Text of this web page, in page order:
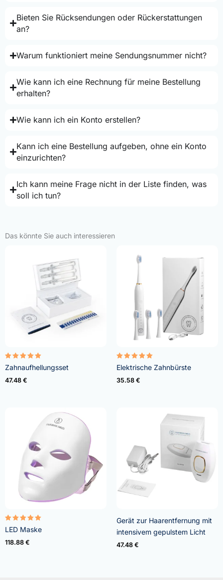
Bieten Sie Rücksendungen oder Rückerstattungen
an?
Warum funktioniert meine Sendungsnummer nicht?
Wie kann ich eine Rechnung für meine Bestellung
erhalten?
Wie kann ich ein Konto erstellen?
Kann ich eine Bestellung aufgeben, ohne ein Konto
einzurichten?
Ich kann meine Frage nicht in der Liste finden, was
soll ich tun?
Das könnte Sie auch interessieren
Bewertet
mit
4.95
von 5
Zahnaufhellungsset
47.48 €
Bewertet
mit
5.00
von 5
Elektrische Zahnbürste
35.58 €
Bewertet
mit
5.00
von 5
LED Maske
118.88 €
Gerät zur Haarentfernung mit
intensivem gepulstem Licht
47.48 €